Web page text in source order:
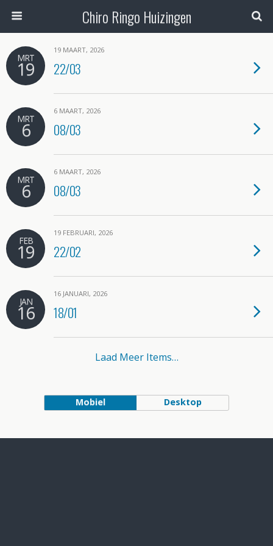
Chiro Ringo Huizingen
MRT
19
19 MAART, 2026
22/03
MRT
6
6 MAART, 2026
08/03
MRT
6
6 MAART, 2026
08/03
FEB
19
19 FEBRUARI, 2026
22/02
JAN
16
16 JANUARI, 2026
18/01
Laad Meer Items…
Mobiel Desktop